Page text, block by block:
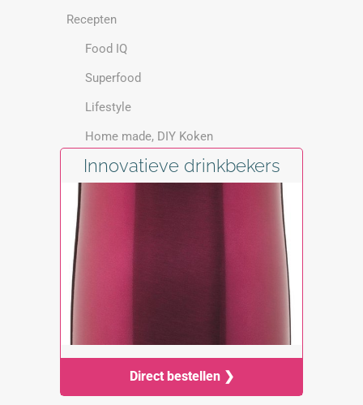
Recepten
Food IQ
Superfood
Lifestyle
Home made, DIY Koken
Innovatieve drinkbekers
Direct bestellen ❯